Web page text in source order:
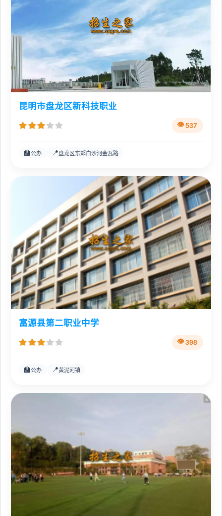
昆明市盘龙区新科技职业
537
🏫公办 📍盘龙区东郊白沙河金瓦路
富源县第二职业中学
398
🏫公办 📍黄泥河镇